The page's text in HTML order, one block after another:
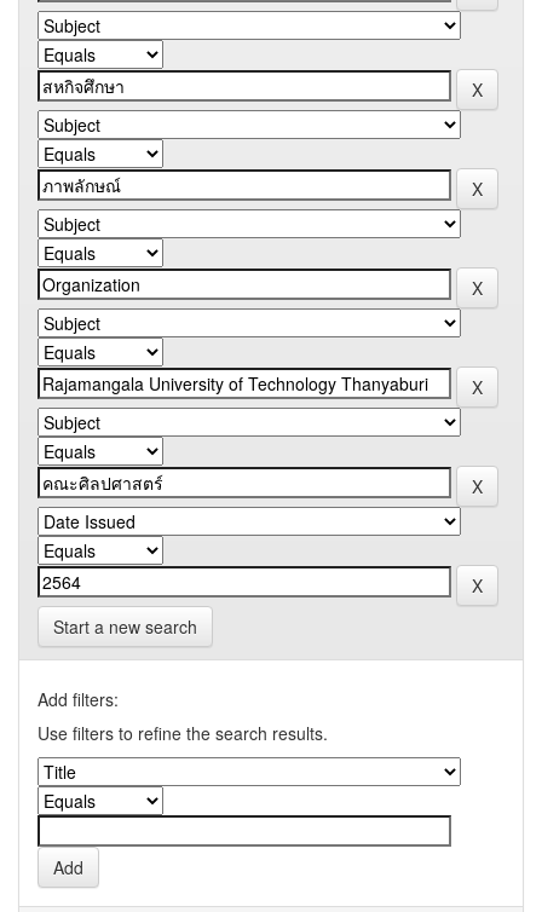
Start a new search
Add filters:
Use filters to refine the search results.